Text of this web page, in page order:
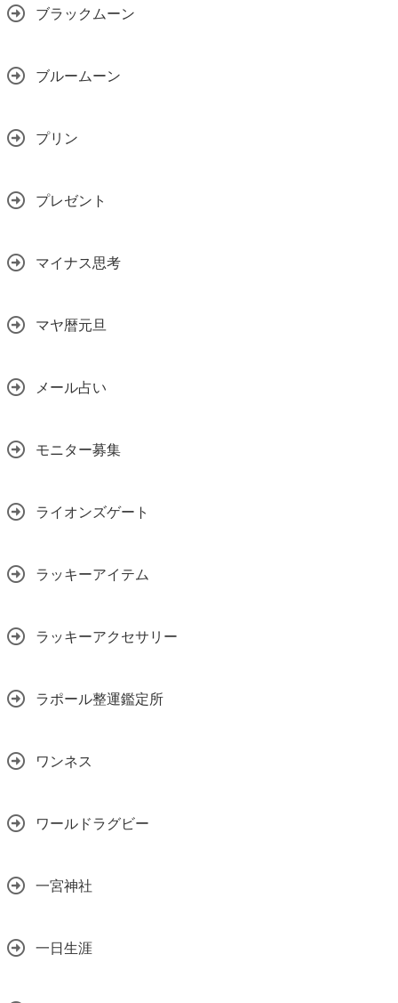
ブラックムーン
ブルームーン
プリン
プレゼント
マイナス思考
マヤ暦元旦
メール占い
モニター募集
ライオンズゲート
ラッキーアイテム
ラッキーアクセサリー
ラポール整運鑑定所
ワンネス
ワールドラグビー
一宮神社
一日生涯